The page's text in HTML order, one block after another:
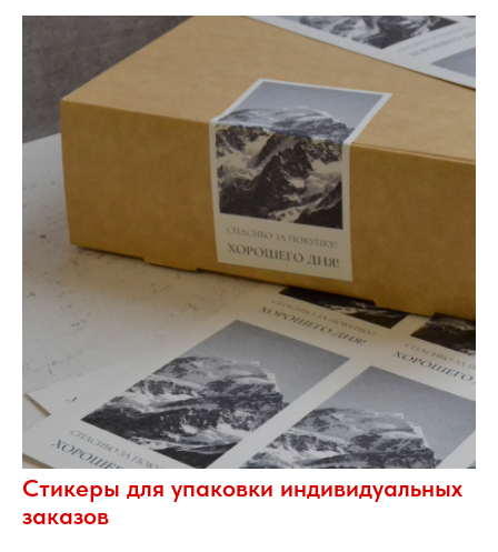
Стикеры для упаковки индивидуальных
заказов